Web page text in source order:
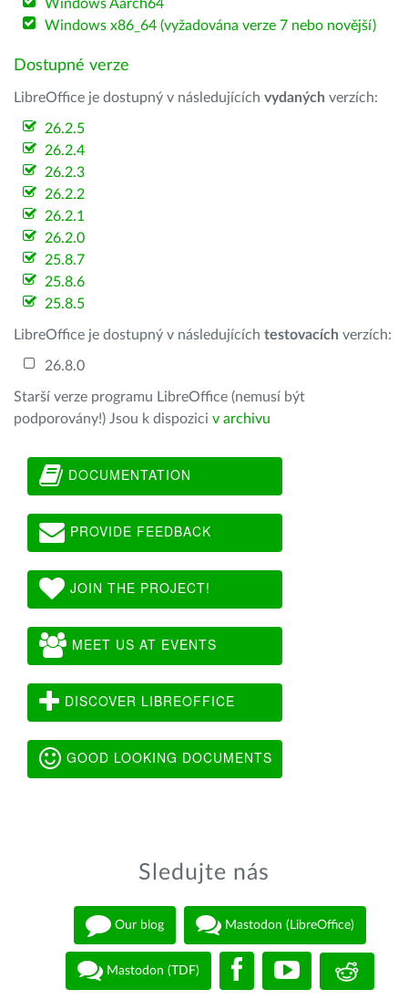
Windows Aarch64
Windows x86_64 (vyžadována verze 7 nebo novější)
Dostupné verze
LibreOffice je dostupný v následujících vydaných verzích:
26.2.5
26.2.4
26.2.3
26.2.2
26.2.1
26.2.0
25.8.7
25.8.6
25.8.5
LibreOffice je dostupný v následujících testovacích verzích:
26.8.0
Starší verze programu LibreOffice (nemusí být
podporovány!) Jsou k dispozici v archivu
DOCUMENTATION
PROVIDE FEEDBACK
JOIN THE PROJECT!
MEET US AT EVENTS
DISCOVER LIBREOFFICE
GOOD LOOKING DOCUMENTS
Sledujte nás
Our blog Mastodon (LibreOffice)
Mastodon (TDF)